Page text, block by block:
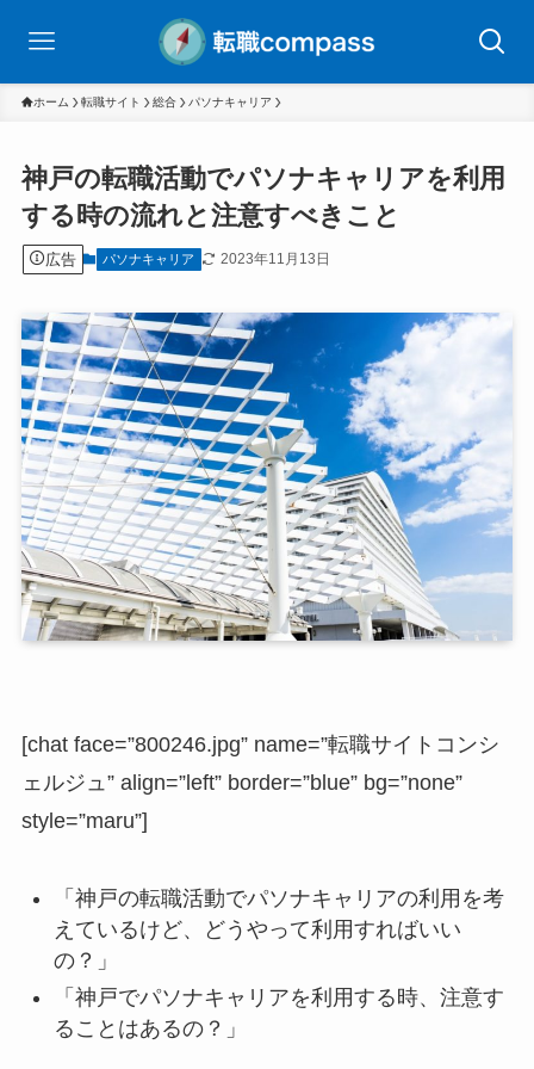
ホーム 転職サイト 総合 パソナキャリア
神戸の転職活動でパソナキャリアを利用
する時の流れと注意すべきこと
広告 パソナキャリア 2023年11月13日
[chat face=”800246.jpg” name=”転職サイトコンシ
ェルジュ” align=”left” border=”blue” bg=”none”
style=”maru”]
「神戸の転職活動でパソナキャリアの利用を考
えているけど、どうやって利用すればいい
の？」
「神戸でパソナキャリアを利用する時、注意す
ることはあるの？」